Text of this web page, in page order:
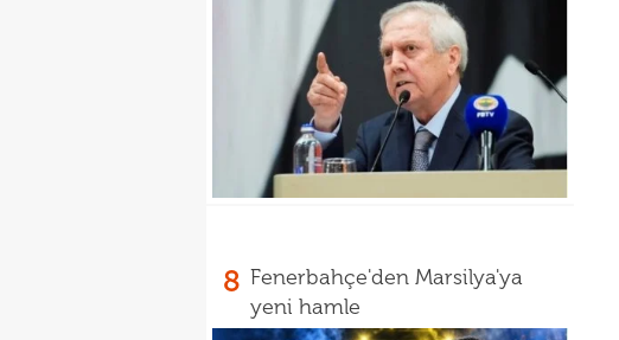
8 Fenerbahçe'den Marsilya'ya
yeni hamle